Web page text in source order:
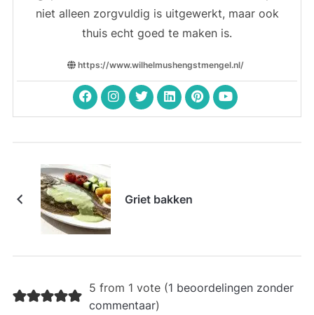
niet alleen zorgvuldig is uitgewerkt, maar ook
thuis echt goed te maken is.
https://www.wilhelmushengstmengel.nl/
Griet bakken
5 from 1 vote (1 beoordelingen zonder
commentaar)